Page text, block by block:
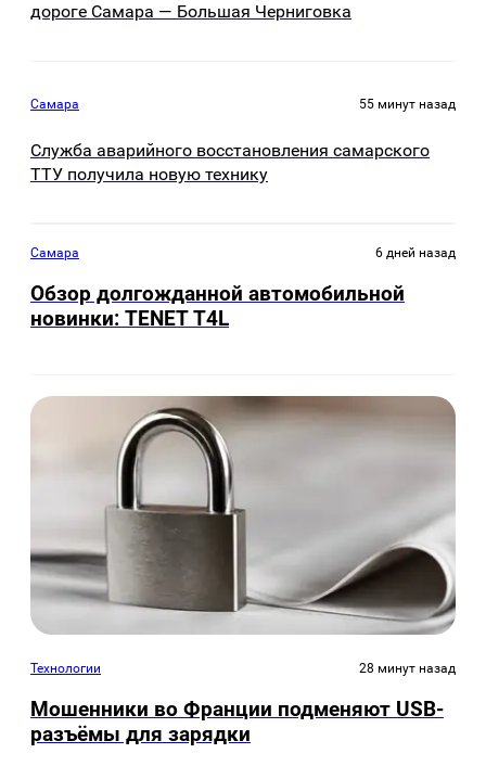
дороге Самара — Большая Черниговка
Самара 55 минут назад
Служба аварийного восстановления самарского
ТТУ получила новую технику
Самара 6 дней назад
Обзор долгожданной автомобильной
новинки: TENET Т4L
Технологии 28 минут назад
Мошенники во Франции подменяют USB-
разъёмы для зарядки